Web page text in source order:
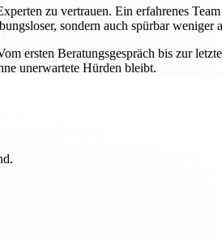
zu vertrauen. Ein erfahrenes
sondern auch spürbar weniger
ersten Beratungsgespräch bis zur
unerwartete Hürden bleibt.